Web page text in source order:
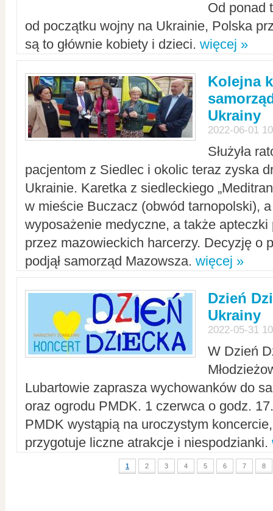
Od ponad
od początku wojny na Ukrainie, Polska
są to głównie kobiety i dzieci. więcej »
Kolejna
Ukrainy
2022-06-01
Służyła
pacjentom z Siedlec i okolic teraz zyska
Ukrainie. Karetka z siedleckiego
w mieście Buczacz (obwód tarnopolski),
wyposażenie medyczne, a także apteczki
przez mazowieckich harcerzy. Decyzję o
podjął samorząd Mazowsza. więcej »
Dzień
Ukrainy
2022-05-31
W Dzień
Lubartowie zaprasza wychowanków do
oraz ogrodu PMDK. 1 czerwca o godz.
PMDK wystąpią na uroczystym
przygotuje liczne atrakcje i niespodzianki.
1 2 3 4 5 6 7 8